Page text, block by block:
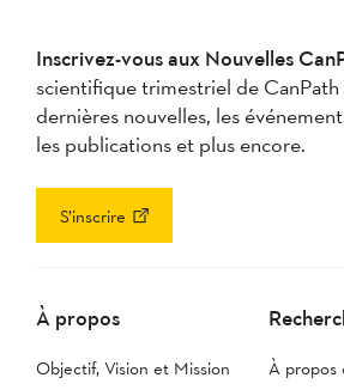
Inscrivez-vous aux Nouvelles
scientifique trimestriel de
dernières nouvelles, les
les publications et plus encore.
S’inscrire
À propos
Objectif, Vision et Mission
À propos